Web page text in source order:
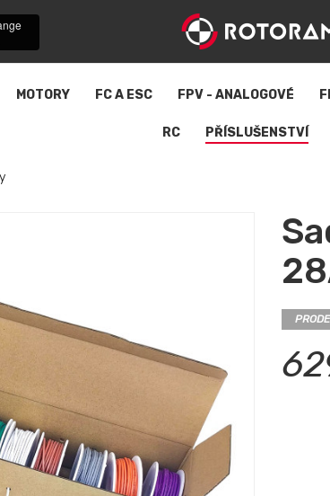
MOTORY FC A ESC FPV - ANALOGOVÉ
RC PŘÍSLUŠENSTVÍ